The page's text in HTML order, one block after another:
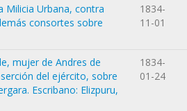
Milicia Urbana, contra
consortes sobre
1834-
11-01
mujer de Andres de
del ejército, sobre
Escribano: Elizpuru,
1834-
01-24